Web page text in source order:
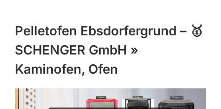
UNTERNEHMEN
PROFIL
WARENKORB
Pelletofen Ebsdorfergrund – 🥇
SCHENGER GmbH »
Kaminofen, Ofen